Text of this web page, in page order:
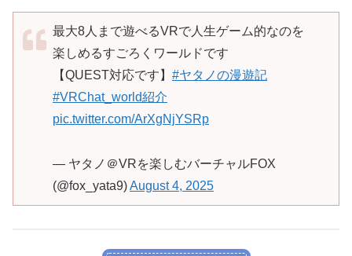
最大8人まで遊べるVRで人生ゲーム的なのを
楽しめるすごろくワールドです
【QUEST対応です】 #ヤタノの漫遊記
#VRChat_world紹介
pic.twitter.com/ArXgNjYSRp
— ヤタノ＠VRを楽しむバーチャルFOX
(@fox_yata9)August 4, 2025